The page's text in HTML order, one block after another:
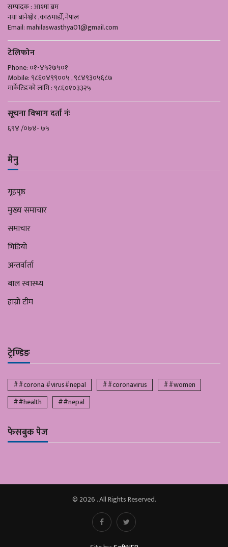
सम्पादक : आश्मा बम
नया बानेश्वोर ,काठमाडौँ, नेपाल
Email:mahilaswasthya01@gmail.com
टेलिफोन
Phone: ०१-४५२७५०१
Mobile: ९८६०४९९००५ , ९८४९३०५६८७
मार्केटिङको लागि : ९८६०१०३३२५
सूचना विभाग दर्ता नंः
६९४ /०७४- ७५
मेनु
गृहपृष्ठ
मुख्य समाचार
समाचार
भिडियो
अन्तर्वार्ता
बाल स्वास्थ्य
हाम्रो टीम
ट्रेण्डिङ
##corona #virus#nepal ##coronavirus
##women
##health
##nepal
फेसबुक पेज
© 2026 . All Rights Reserved.